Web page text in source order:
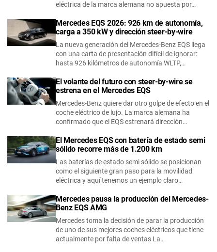
eléctrica de la marca alemana no apuesta por…
Mercedes EQS 2026: 926 km de autonomía,
carga a 350 kW y dirección steer-by-wire
La nueva generación del Mercedes-Benz EQS llega
con una carta de presentación difícil de ignorar:
hasta 926 kilómetros de autonomía WLTP,…
El volante del futuro con steer-by-wire se
estrena en el Mercedes EQS
Mercedes-Benz quiere dar otro golpe de efecto en el
coche eléctrico de lujo. La marca alemana ha
confirmado que el EQS estrenará dirección…
El Mercedes EQS con batería de estado semi
sólido recorre más de 1.200 km
Las baterías de estado semi sólido se posicionan
como el siguiente gran paso para la movilidad
eléctrica y aquí tenemos un ejemplo claro…
Mercedes pausa la producción del Mercedes-
Benz EQS AMG
Mercedes toma la decisión de parar la producción
de uno de sus mejores coches eléctricos que tiene
actualmente por falta de ventas La…